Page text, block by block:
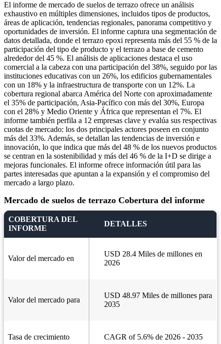
El informe de mercado de suelos de terrazo ofrece un análisis
exhaustivo en múltiples dimensiones, incluidos tipos de productos,
áreas de aplicación, tendencias regionales, panorama competitivo y
oportunidades de inversión. El informe captura una segmentación de
datos detallada, donde el terrazo epoxi representa más del 55 % de la
participación del tipo de producto y el terrazo a base de cemento
alrededor del 45 %. El análisis de aplicaciones destaca el uso
comercial a la cabeza con una participación del 38%, seguido por las
instituciones educativas con un 26%, los edificios gubernamentales
con un 18% y la infraestructura de transporte con un 12%. La
cobertura regional abarca América del Norte con aproximadamente
el 35% de participación, Asia-Pacífico con más del 30%, Europa
con el 28% y Medio Oriente y África que representan el 7%. El
informe también perfila a 12 empresas clave y evalúa sus respectivas
cuotas de mercado: los dos principales actores poseen en conjunto
más del 33%. Además, se detallan las tendencias de inversión e
innovación, lo que indica que más del 48 % de los nuevos productos
se centran en la sostenibilidad y más del 46 % de la I+D se dirige a
mejoras funcionales. El informe ofrece información útil para las
partes interesadas que apuntan a la expansión y el compromiso del
mercado a largo plazo.
Mercado de suelos de terrazo Cobertura del informe
COBERTURA DEL
INFORME
DETALLES
Valor del mercado en
USD 28.4 Miles de millones en
2026
Valor del mercado para
USD 48.97 Miles de millones para
2035
Tasa de crecimiento CAGR of 5.6% de 2026 - 2035